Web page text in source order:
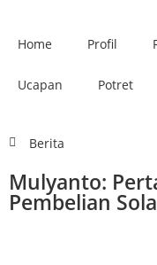
Home Profil
Ucapan Potret
Berita
Mulyanto:
Pembelian